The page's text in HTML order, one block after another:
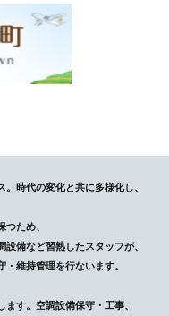
時代の変化と共に多様化し、
ため、
備など習熟したスタッフが、
維持管理を行ないます。
す。空調設備保守・工事、